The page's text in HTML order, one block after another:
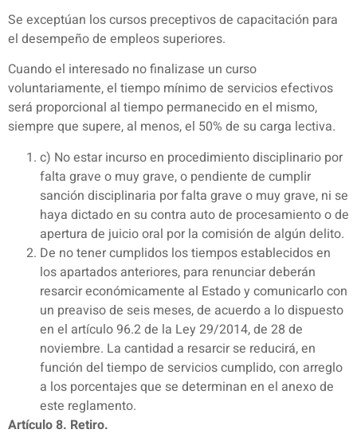
Se exceptúan los cursos preceptivos de capacitación para
el desempeño de empleos superiores.
Cuando el interesado no finalizase un curso
voluntariamente, el tiempo mínimo de servicios efectivos
será proporcional al tiempo permanecido en el mismo,
siempre que supere, al menos, el 50% de su carga lectiva.
c) No estar incurso en procedimiento disciplinario por
falta grave o muy grave, o pendiente de cumplir
sanción disciplinaria por falta grave o muy grave, ni se
haya dictado en su contra auto de procesamiento o de
apertura de juicio oral por la comisión de algún delito.
De no tener cumplidos los tiempos establecidos en
los apartados anteriores, para renunciar deberán
resarcir económicamente al Estado y comunicarlo con
un preaviso de seis meses, de acuerdo a lo dispuesto
en el artículo 96.2 de la Ley 29/2014, de 28 de
noviembre. La cantidad a resarcir se reducirá, en
función del tiempo de servicios cumplido, con arreglo
a los porcentajes que se determinan en el anexo de
este reglamento.
Artículo 8. Retiro.